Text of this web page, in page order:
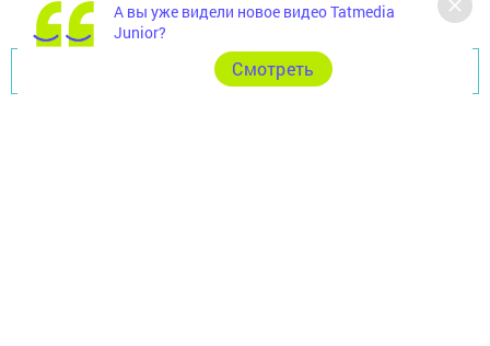
Перейти на страницу новости
А вы уже видели новое видео Tatmedia
Junior?
Cмотреть